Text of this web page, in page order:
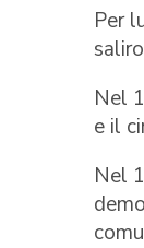
Per
Nel
e il
Nel